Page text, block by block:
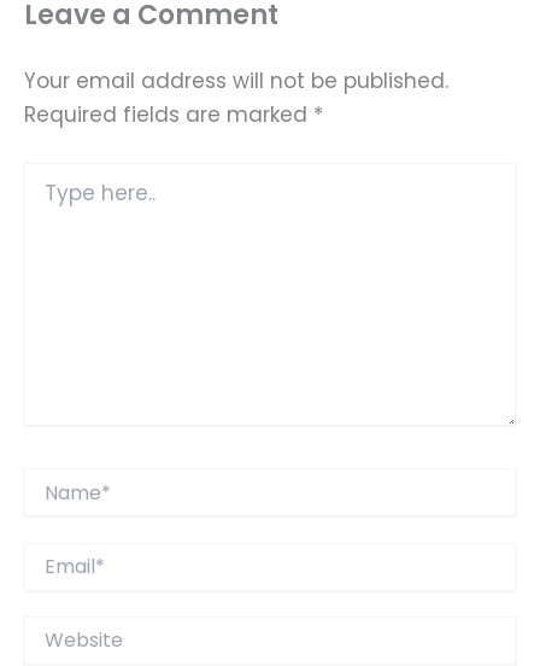
Leave a Comment
Your email address will not be published.
Required fields are marked *
here..
Website